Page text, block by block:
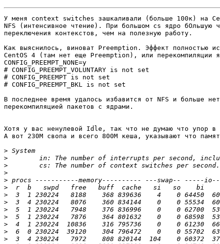
У меня context switches зашкаливали (больше 100к) на
NFS (интенсивное чтение). При большом cs ядро бОльшую
переключения контекстов, чем на полезную работу.
Как выяснилось, виноват Preemption. Эффект полностью
CentOS 4 (там нет еще Preemption), или перекомпиляции
CONFIG_PREEMPT_NONE=y
# CONFIG_PREEMPT_VOLUNTARY is not set
# CONFIG_PREEMPT is not set
# CONFIG_PREEMPT_BKL is not set
В последнее время удалось избавится от NFS и больше
перекомпиляцией пакетов с ядрами.
Хотя у вас ненулевой Idle, так что не думаю что упор в
А вот 230М свопа и всего 800М кеша, указывают что
>
>
>
>
>
>
>
>
>
>
>
>
>